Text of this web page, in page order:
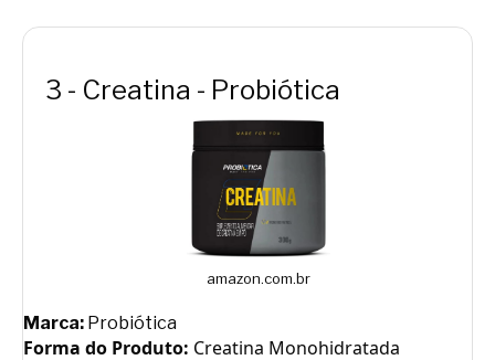
3 - Creatina - Probiótica
amazon.com.br
Marca: Probiótica
Forma do Produto: Creatina Monohidratada